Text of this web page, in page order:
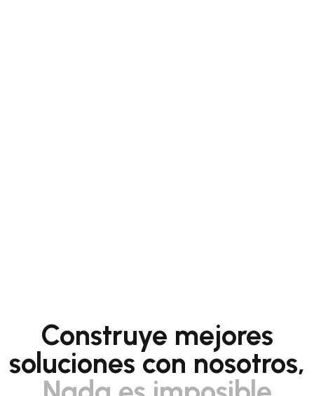
Construye mejores
soluciones con nosotros,